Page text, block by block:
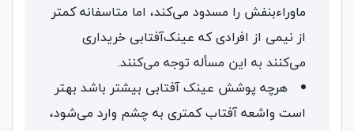
ماوراءبنفش را مسدود می‌کند، اما متاسفانه کمتر
از نیمی از افرادی که عینک‌آفتابی خریداری
می‌کنند به این مسأله توجه می‌کنند.
هرچه پوشش عینک آفتابی بیشتر باشد بهتر
است واشعه آفتاب کمتری به چشم وارد می‌شود،